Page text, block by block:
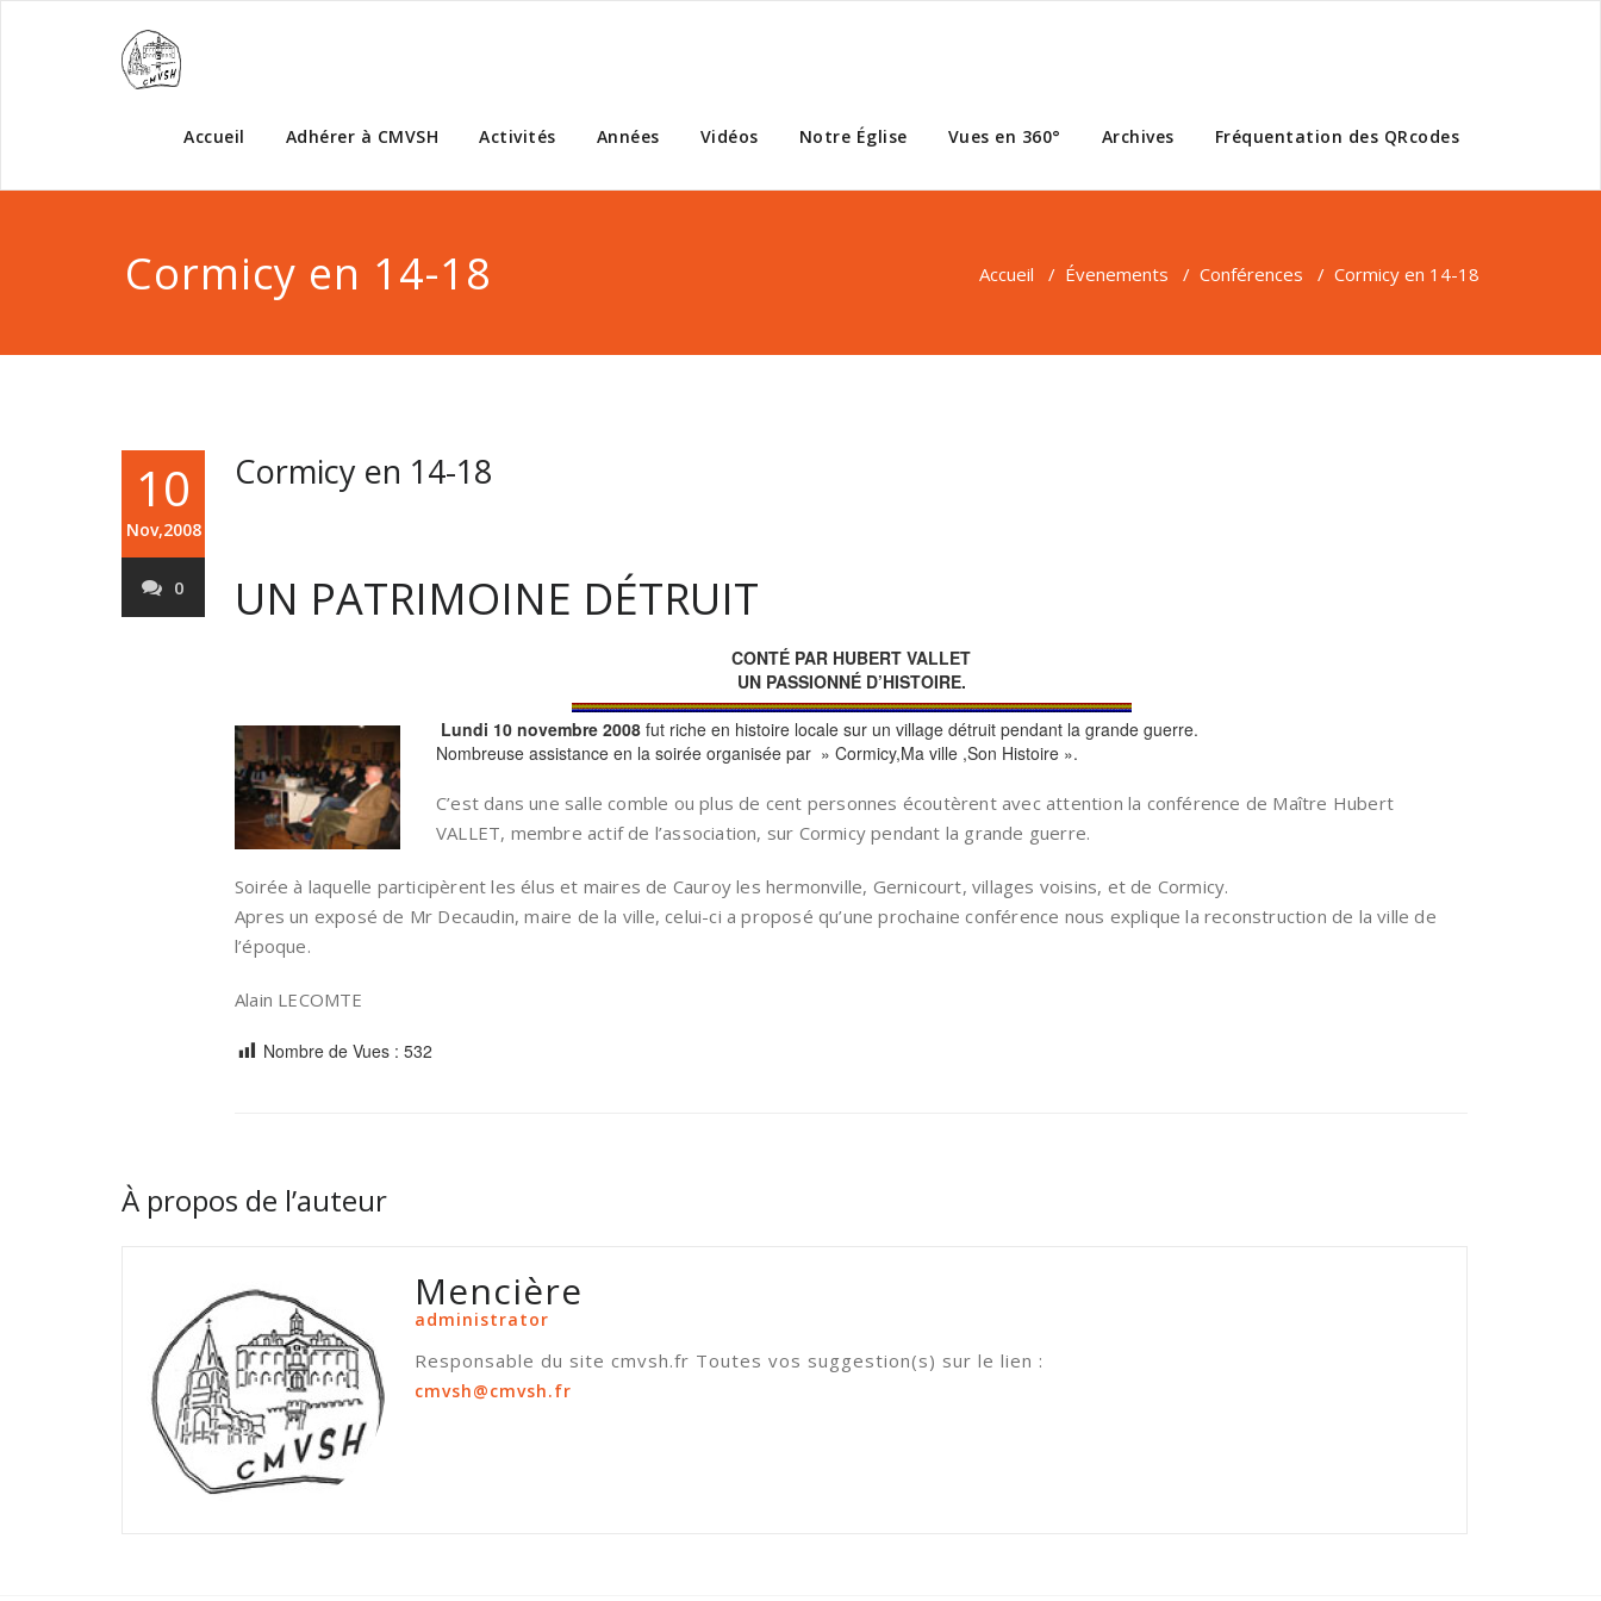
Accueil Adhérer à CMVSH Activités Années Vidéos Notre Église Vues en 360° Archives Fréquentation des QRcodes
Cormicy en 14-18 Accueil / Évenements / Conférences / Cormicy en 14-18
10
Nov,2008
0
Cormicy en 14-18
UN PATRIMOINE DÉTRUIT
CONTÉ PAR HUBERT VALLET
UN PASSIONNÉ D’HISTOIRE.
Lundi 10 novembre 2008 fut riche en histoire locale sur un village détruit pendant la grande guerre.
Nombreuse assistance en la soirée organisée par » Cormicy,Ma ville ,Son Histoire ».
C’est dans une salle comble ou plus de cent personnes écoutèrent avec attention la conférence de Maître Hubert
VALLET, membre actif de l’association, sur Cormicy pendant la grande guerre.
Soirée à laquelle participèrent les élus et maires de Cauroy les hermonville, Gernicourt, villages voisins, et de Cormicy.
Apres un exposé de Mr Decaudin, maire de la ville, celui-ci a proposé qu’une prochaine conférence nous explique la reconstruction de la ville de
l’époque.
Alain LECOMTE
Nombre de Vues : 532
À propos de l’auteur
Mencière
administrator
Responsable du site cmvsh.fr Toutes vos suggestion(s) sur le lien :
cmvsh@cmvsh.fr